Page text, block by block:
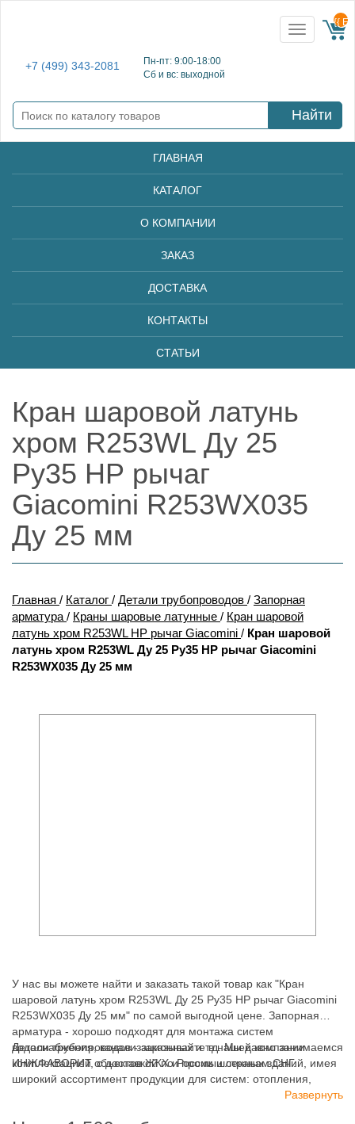
+7 (499) 343-2081
Пн-пт: 9:00-18:00
Сб и вс: выходной
Toggle
navigation
{{
Найти
ГЛАВНАЯ
КАТАЛОГ
О КОМПАНИИ
ЗАКАЗ
ДОСТАВКА
КОНТАКТЫ
СТАТЬИ
Кран шаровой латунь
хром R253WL Ду 25
Ру35 НР рычаг
Giacomini R253WX035
Ду 25 мм
Главная / Каталог / Детали трубопроводов / Запорная
арматура / Краны шаровые латунные / Кран шаровой
латунь хром R253WL НР рычаг Giacomini / Кран шаровой
латунь хром R253WL Ду 25 Ру35 НР рычаг Giacomini
R253WX035 Ду 25 мм
У нас вы можете найти и заказать такой товар как "Кран
шаровой латунь хром R253WL Ду 25 Ру35 НР рычаг Giacomini
R253WX035 Ду 25 мм" по самой выгодной цене. Запорная
арматура - хорошо подходят для монтажа систем
водоснабжения, канализационных и т.д. Мы давно занимаемся
комплектацией объектов ЖКХ и промышленных зданий, имея
широкий ассортимент продукции для систем: отопления,
Детали трубопроводов - заказывайте в нашей компании
ИНЖФАВОРИТ, с доставкой по России и странам СНГ.
Развернуть